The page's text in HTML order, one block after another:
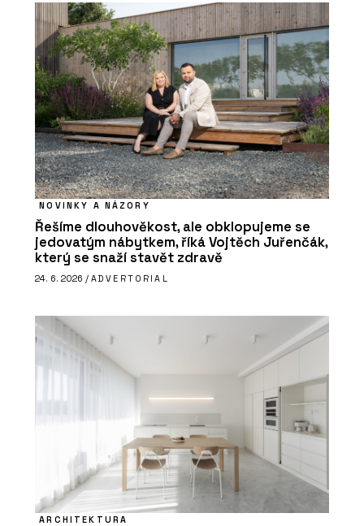
NOVINKY A NÁZORY
Řešíme dlouhověkost, ale obklopujeme se
jedovatým nábytkem, říká Vojtěch Juřenčák,
který se snaží stavět zdravě
24. 6. 2026 / ADVERTORIAL
ARCHITEKTURA